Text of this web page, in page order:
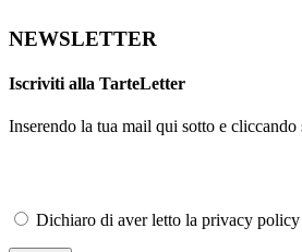
NEWSLETTER
Iscriviti alla TarteLetter
Inserendo la tua mail qui sotto e
Dichiaro di aver letto la privacy